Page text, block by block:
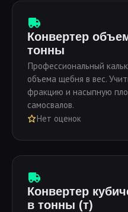
Конвертер
тонны
Профессиональный
объема щебня в вес.
фракцию и насыпную
самосвалов.
Нет оценок
Конвертер
в тонны (т)